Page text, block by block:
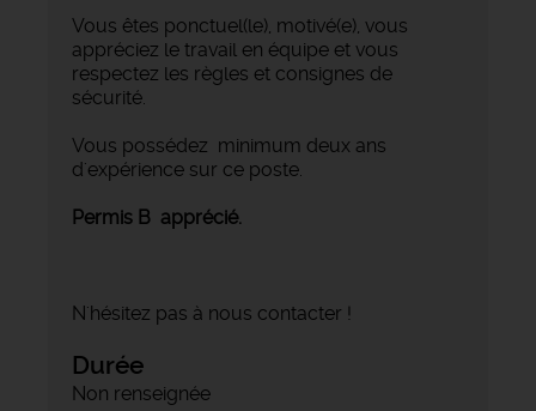
Vous êtes ponctuel(le), motivé(e), vous
appréciez le travail en équipe et vous
respectez les règles et consignes de
sécurité.
Vous possédez minimum deux ans
d'expérience sur ce poste.
Permis B apprécié.
N'hésitez pas à nous contacter !
Durée
Non renseignée